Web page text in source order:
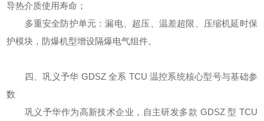
导热介质使用寿命；
多重安全防护单元：漏电、超压、温差超限、压缩机延时保
护模块，防爆机型增设隔爆电气组件。
四、巩义予华 GDSZ 全系 TCU 温控系统核心型号与基础参
数
巩义予华作为高新技术企业，自主研发多款 GDSZ 型 TCU